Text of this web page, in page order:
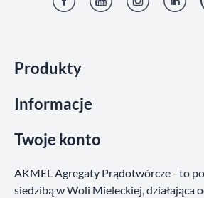
Produkty
Informacje
Twoje konto
AKMEL Agregaty Prądotwórcze - to
siedzibą w Woli Mieleckiej, działająca